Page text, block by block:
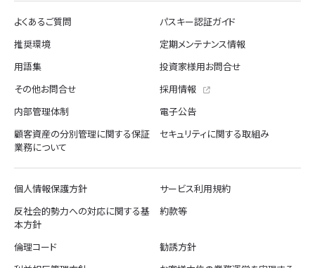
よくあるご質問
パスキー認証ガイド
推奨環境
定期メンテナンス情報
用語集
投資家様用お問合せ
その他お問合せ
採用情報
内部管理体制
電子公告
顧客資産の分別管理に関する保証
業務について
セキュリティに関する取組み
個人情報保護方針
サービス利用規約
反社会的勢力への対応に関する基
本方針
約款等
倫理コード
勧誘方針